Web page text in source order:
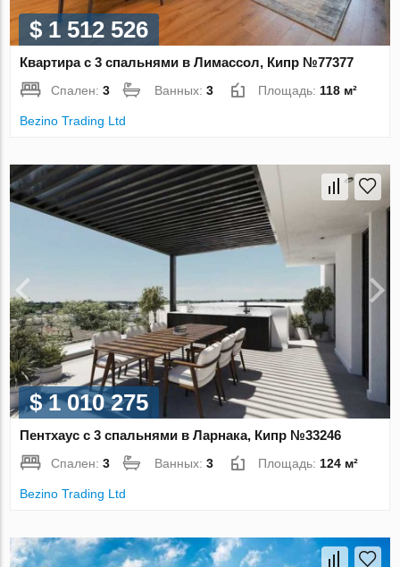
$ 1 512 526
Квартира с 3 спальнями в Лимассол, Кипр №77377
Спален:3 Ванных:3 Площадь: 118 м²
Bezino Trading Ltd
$ 1 010 275
Пентхаус с 3 спальнями в Ларнака, Кипр №33246
Спален:3 Ванных:3 Площадь: 124 м²
Bezino Trading Ltd